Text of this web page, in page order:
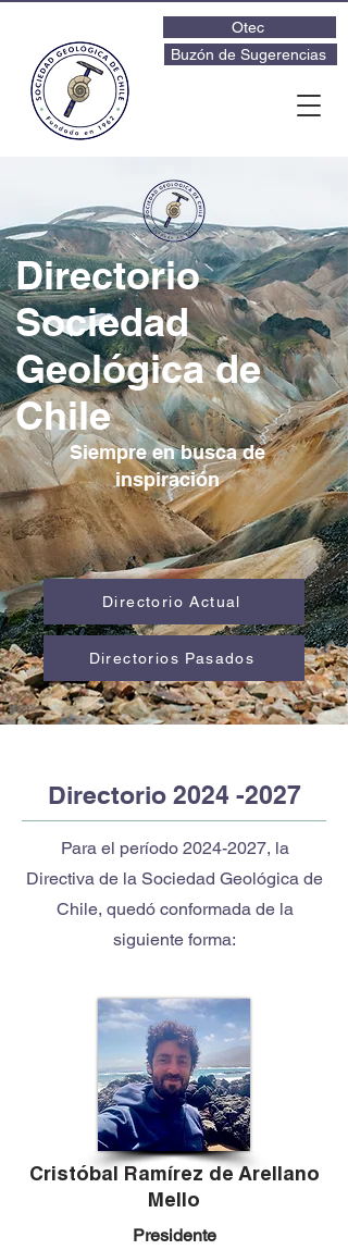
Otec
Buzón de Sugerencias
Directorio
Sociedad
Geológica de
Chile
Siempre en busca de
inspiración
Directorio Actual
Directorios Pasados
Directorio 2024 -2027
Para el período 2024-2027, la
Directiva de la Sociedad Geológica de
Chile, quedó conformada de la
siguiente forma:
Cristóbal Ramírez de Arellano
Mello
Presidente